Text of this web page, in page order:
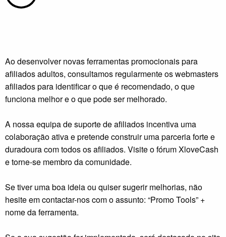
Ao desenvolver novas ferramentas promocionais para
afiliados adultos, consultamos regularmente os webmasters
afiliados para identificar o que é recomendado, o que
funciona melhor e o que pode ser melhorado.
A nossa equipa de suporte de afiliados incentiva uma
colaboração ativa e pretende construir uma parceria forte e
duradoura com todos os afiliados. Visite o fórum XloveCash
e torne-se membro da comunidade.
Se tiver uma boa ideia ou quiser sugerir melhorias, não
hesite em contactar-nos com o assunto: “Promo Tools” +
nome da ferramenta.